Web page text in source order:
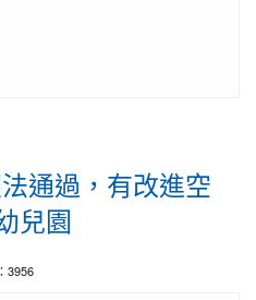
通過，有改進空
兒園
3956